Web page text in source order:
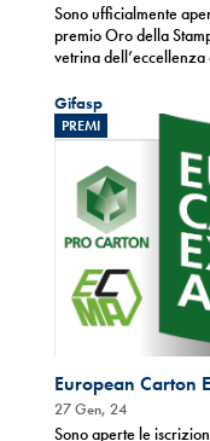
Sono ufficialmente
premio Oro della
vetrina dell’eccellenza
Gifasp
PREMI
European Carton
27 Gen, 24
Sono aperte le